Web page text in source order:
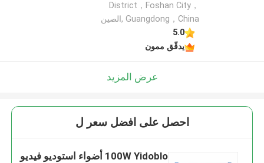
District，Foshan City，
Guangdong，China ,الصين
5.0
يدقّق ممون
عرض المزيد
احصل على افضل سعر ل
100W Yidoblo أضواء استوديو فيديو